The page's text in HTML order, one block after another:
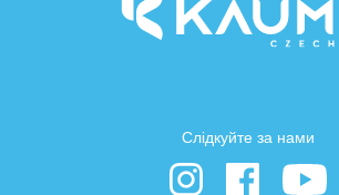
Слідкуйте за нами